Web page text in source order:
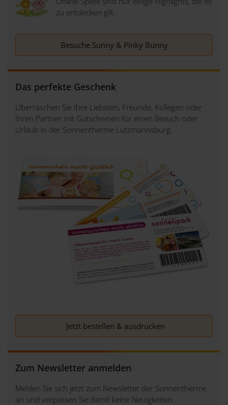
zu entdecken gilt.
Besuche Sunny & Pinky Bunny
Das perfekte Geschenk
Überraschen Sie Ihre Liebsten, Freunde, Kollegen oder
Ihren Partner mit Gutscheinen für einen Besuch oder
Urlaub in der Sonnentherme Lutzmannsburg.
Jetzt bestellen & ausdrucken
Zum Newsletter anmelden
Melden Sie sich jetzt zum Newsletter der Sonnentherme
an und verpassen Sie damit keine Neuigkeiten.